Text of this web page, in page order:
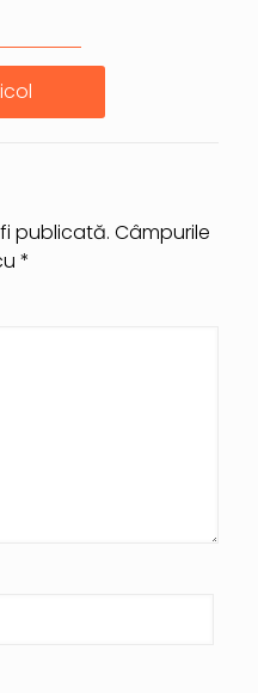
publicată. Câmpurile
*